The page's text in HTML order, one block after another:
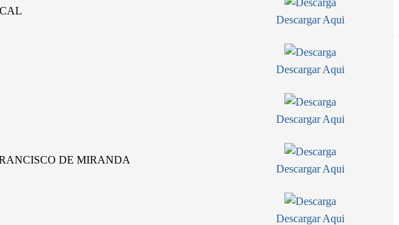
Descargar Aqui
Descargar Aqui
Descargar Aqui
DE MIRANDA
Descargar Aqui
Descargar Aqui